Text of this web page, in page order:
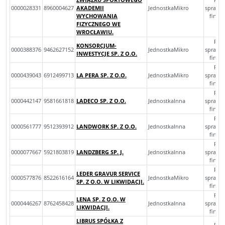
0000028331 8960004627 AKADEMII
WYCHOWANIA
FIZYCZNEGO WE
WROCŁAWIU.
JednostkaMikro
0000388376 9462627152
KONSORCJUM-
INWESTYCJE SP. Z O.O.
JednostkaMikro
0000439043 6912499713 LA PERA SP. Z O.O. JednostkaMikro
0000442147 9581661818 LADECO SP. Z O.O. JednostkaInna
0000561777 9512393912 LANDWORK SP. Z O.O. JednostkaInna
0000077667 5921803819 LANDZBERG SP. J. JednostkaInna
0000577876 8522616164
LEDER GRAVUR SERVICE
SP. Z O.O. W LIKWIDACJI.
JednostkaMikro
0000446267 8762458428
LENA SP. Z O.O. W
LIKWIDACJI.
JednostkaInna
LIBRUS SPÓŁKA Z